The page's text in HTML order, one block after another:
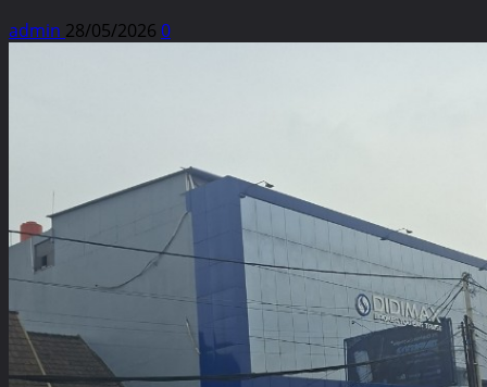
admin 28/05/2026 0